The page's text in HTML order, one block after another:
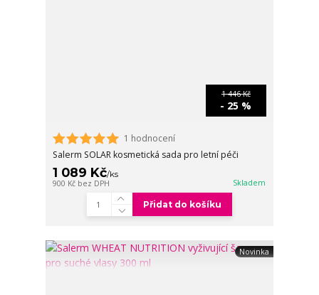
1 446 Kč
- 25 %
1 hodnocení
Salerm SOLAR kosmetická sada pro letní péči
1 089 Kč/ks
900 Kč bez DPH Skladem
Přidat do košíku
Novinka